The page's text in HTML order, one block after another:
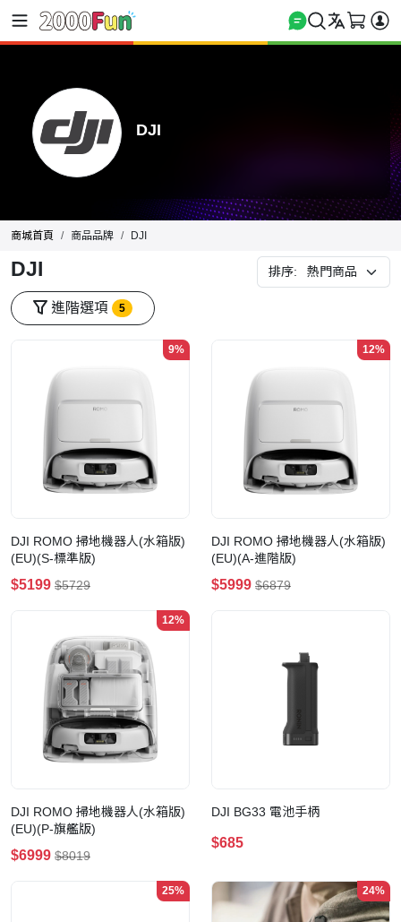
DJI
商城首頁 商品品牌 DJI
DJI 排序:
進階選項 5
9%
DJI ROMO 掃地機器人(水箱版)
(EU)(S-標準版)
$5199 $5729
12%
DJI ROMO 掃地機器人(水箱版)
(EU)(A-進階版)
$5999 $6879
12%
DJI ROMO 掃地機器人(水箱版)
(EU)(P-旗艦版)
$6999 $8019
DJI BG33 電池手柄
$685
25% 24%